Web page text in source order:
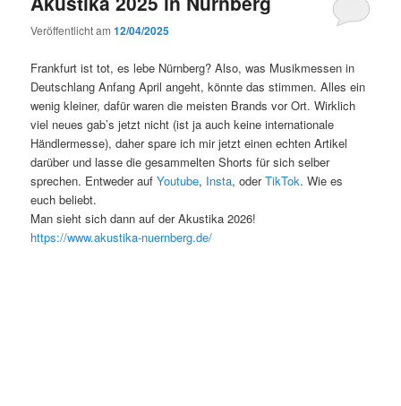
Veröffentlicht am12/04/2025
Frankfurt ist tot, es lebe Nürnberg? Also, was Musikmessen in
Deutschlang Anfang April angeht, könnte das stimmen. Alles ein
wenig kleiner, dafür waren die meisten Brands vor Ort. Wirklich
viel neues gab’s jetzt nicht (ist ja auch keine internationale
Händlermesse), daher spare ich mir jetzt einen echten Artikel
darüber und lasse die gesammelten Shorts für sich selber
sprechen. Entweder aufYoutube, Insta, oderTikTok. Wie es
euch beliebt.
Man sieht sich dann auf der Akustika 2026!
https://www.akustika-nuernberg.de/